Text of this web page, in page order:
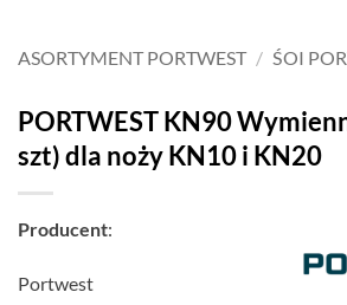
ASORTYMENT PORTWEST / ŚOI
PORTWEST KN90
szt) dla noży KN10 i KN20
Producent:
Portwest